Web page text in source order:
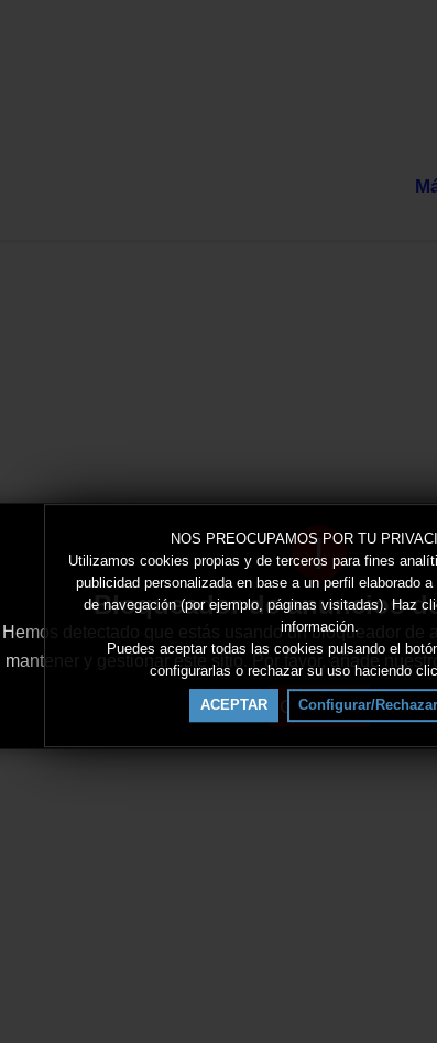
!
Bloqueador de anuncios
Hemos detectado que estás usando un bloqueador de
y gestionar este sitio. Por favor, añade
Continuar
NOS PREOCUPAMOS POR TU
Utilizamos cookies propias y de terceros para fines
publicidad personalizada en base a un perfil elaborado
de navegación (por ejemplo, páginas visitadas). Haz
información.
Puedes aceptar todas las cookies pulsando el
configurarlas o rechazar su uso haciendo
ACEPTAR Configurar/Rechazar